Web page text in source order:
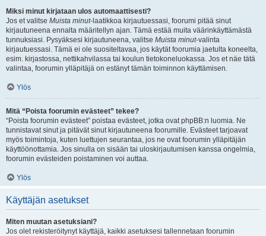
Miksi minut kirjataan ulos automaattisesti?
Jos et valitse Muista minut-laatikkoa kirjautuessasi, foorumi pitää sinut
kirjautuneena ennalta määritellyn ajan. Tämä estää muita väärinkäyttämästä
tunnuksiasi. Pysyäksesi kirjautuneena, valitse Muista minut-valinta
kirjautuessasi. Tämä ei ole suositeltavaa, jos käytät foorumia jaetulta koneelta,
esim. kirjastossa, nettikahvilassa tai koulun tietokoneluokassa. Jos et näe tätä
valintaa, foorumin ylläpitäjä on estänyt tämän toiminnon käyttämisen.
Ylös
Mitä “Poista foorumin evästeet” tekee?
“Poista foorumin evästeet” poistaa evästeet, jotka ovat phpBB:n luomia. Ne
tunnistavat sinut ja pitävät sinut kirjautuneena foorumille. Evästeet tarjoavat
myös toimintoja, kuten luettujen seurantaa, jos ne ovat foorumin ylläpitäjän
käyttöönottamia. Jos sinulla on sisään tai uloskirjautumisen kanssa ongelmia,
foorumin evästeiden poistaminen voi auttaa.
Ylös
Käyttäjän asetukset
Miten muutan asetuksiani?
Jos olet rekisteröitynyt käyttäjä, kaikki asetuksesi tallennetaan foorumin